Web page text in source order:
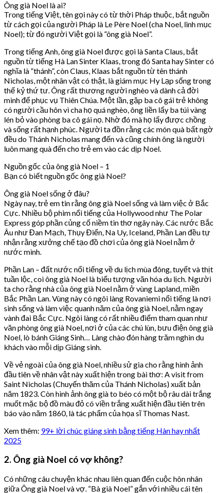
Ông già Noel là ai?
Trong tiếng Việt, tên gọi này có từ thời Pháp thuộc, bắt nguồn
từ cách gọi của người Pháp là Le Père Noel (cha Noel, linh mục
Noel); từ đó người Việt gọi là “ông già Noel”.
Trong tiếng Anh, ông già Noel được gọi là Santa Claus, bắt
nguồn từ tiếng Hà Lan Sinter Klaas, trong đó Santa hay Sinter có
nghĩa là “thánh”, còn Claus, Klaas bắt nguồn từ tên thánh
Nicholas, một nhân vật có thật, là giám mục Hy Lạp sống trong
thế kỷ thứ tư. Ông rất thương người nghèo và dành cả đời
mình để phục vụ Thiên Chúa. Một lần, gặp ba cô gái trẻ không
có người cầu hôn vì cha họ quá nghèo, ông liền lấy ba túi vàng
lén bỏ vào phòng ba cô gái nọ. Nhờ đó mà họ lấy được chồng
và sống rất hạnh phúc. Người ta đồn rằng các món quà bất ngờ
đều do Thánh Nicholas mang đến và cũng chính ông là người
luôn mang quà đến cho trẻ em vào các dịp Noel.
Nguồn gốc của ông già Noel – 1
Bạn có biết nguồn gốc ông già Noel?
Ông già Noel sống ở đâu?
Ngày nay, trẻ em tin rằng ông già Noel sống và làm việc ở Bắc
Cực. Nhiều bộ phim nổi tiếng của Hollywood như The Polar
Express góp phần củng cố niềm tin thơ ngây này. Các nước Bắc
Âu như Đan Mạch, Thụy Điển, Na Uy, Iceland, Phần Lan đều tự
nhận rằng xưởng chế tạo đồ chơi của ông già Noel nằm ở
nước mình.
Phần Lan – đất nước nổi tiếng về du lịch mùa đông, tuyết và thịt
tuần lộc, coi ông già Noel là biểu tượng văn hóa du lịch. Người
ta cho rằng nhà của ông già Noel nằm ở vùng Lapland, miền
Bắc Phần Lan. Vùng này có ngôi làng Rovaniemi nổi tiếng là nơi
sinh sống và làm việc quanh năm của ông già Noel, nằm ngay
vành đai Bắc Cực. Ngôi làng có rất nhiều điểm tham quan như
văn phòng ông già Noel, nơi ở của các chú lùn, bưu điện ông già
Noel, lò bánh Giáng Sinh… Làng chào đón hàng trăm nghìn du
khách vào mỗi dịp Giáng sinh.
Về vẻ ngoài của ông già Noel, nhiều sử gia cho rằng hình ảnh
đầu tiên về nhân vật này xuất hiện trong bài thơ: A visit from
Saint Nicholas (Chuyến thăm của Thánh Nicholas) xuất bản
năm 1823. Còn hình ảnh ông già to béo có một bộ râu dài trắng
muốt mặc bộ đồ màu đỏ có viền trắng xuất hiện đầu tiên trên
báo vào năm 1860, là tác phẩm của họa sĩ Thomas Nast.
Xem thêm: 99+ lời chúc giáng sinh bằng tiếng Hàn hay nhất
2025
2. Ông già Noel có vợ không?
Có những câu chuyện khác nhau liên quan đến cuộc hôn nhân
giữa Ông già Noel và vợ. “Bà già Noel” gắn với nhiều cái tên